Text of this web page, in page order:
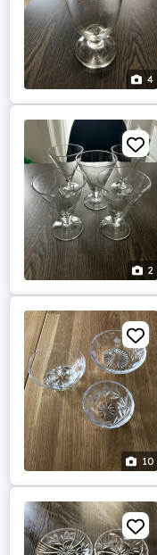
4
2
10